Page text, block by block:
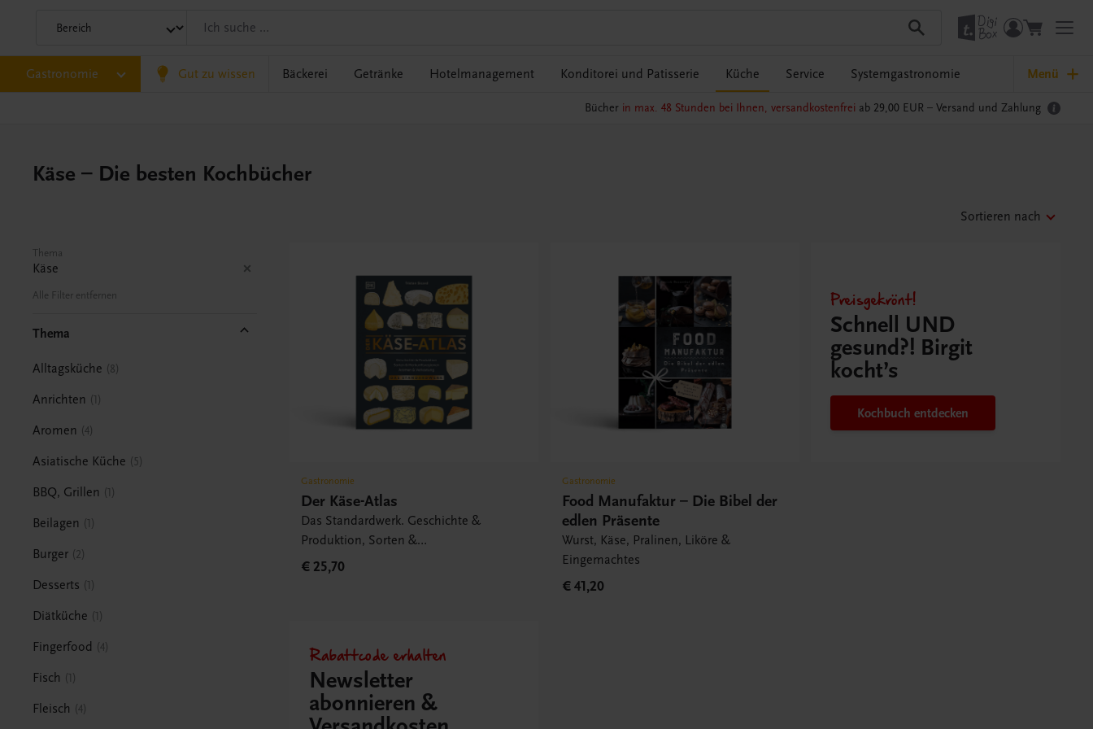
Gastronomie Gut zu wissen Bäckerei Getränke Hotelmanagement Konditorei und Patisserie Küche Service Systemgastronomie Menü
Bücher in max. 48 Stunden bei Ihnen, versandkostenfrei ab 29,00 EUR – Versand und Zahlung
Käse – Die besten Kochbücher
Sortieren nach
Thema
Käse
Alle Filter entfernen
Thema
Alltagsküche 8
Anrichten 1
Aromen 4
Asiatische Küche 5
BBQ, Grillen 1
Beilagen 1
Burger 2
Desserts 1
Diätküche 1
Fingerfood 4
Fisch 1
Fleisch 4
Gastronomie
Der Käse-Atlas
Das Standardwerk. Geschichte &
Produktion, Sorten &
Herkunftsregionen, Aromen &
€ 25,70
Gastronomie
Food Manufaktur – Die Bibel der
edlen Präsente
Wurst, Käse, Pralinen, Liköre &
Eingemachtes
€ 41,20
Preisgekrönt!
Schnell UND
gesund?! Birgit
kocht’s
Kochbuch entdecken
Rabattcode erhalten
Newsletter
abonnieren &